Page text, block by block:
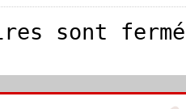
sont